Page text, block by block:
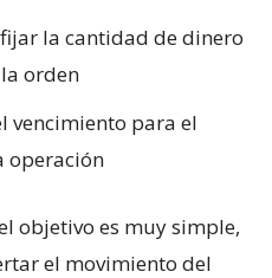
la cantidad de dinero
orden
vencimiento para el
operación
objetivo es muy simple,
el movimiento del